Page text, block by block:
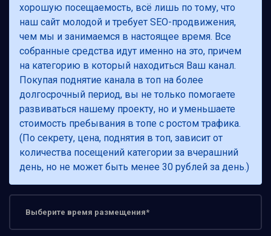
хорошую посещаемость, всё лишь по тому, что
наш сайт молодой и требует SEO-продвижения,
чем мы и занимаемся в настоящее время. Все
собранные средства идут именно на это, причем
на категорию в который находиться Ваш канал.
Покупая поднятие канала в топ на более
долгосрочный период, вы не только помогаете
развиваться нашему проекту, но и уменьшаете
стоимость пребывания в топе с ростом трафика.
(По секрету, цена, поднятия в топ, зависит от
количества посещений категории за вчерашний
день, но не может быть менее 30 рублей за день.)